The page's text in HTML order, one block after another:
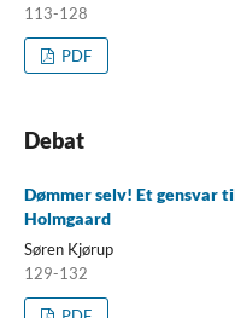
113-128
PDF
Debat
Dømmer selv! Et gensvar
Holmgaard
Søren Kjørup
129-132